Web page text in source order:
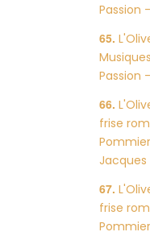
Passion
Passion
frise
frise